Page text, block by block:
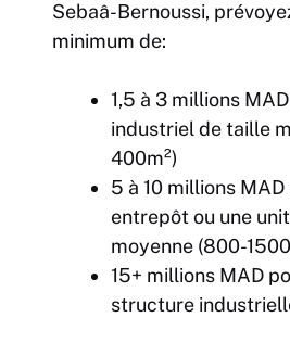
Sebaâ-Bernoussi,
minimum de:
1,5 à 3 millions
industriel de taille
400m²)
5 à 10 millions
entrepôt ou une
moyenne (800-
15+ millions MAD
structure